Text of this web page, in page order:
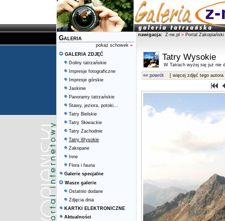
Galeria
pokaż schowek »
GALERIA ZDJĘĆ
Doliny tatrzańskie
Impresje fotograficzne
Impresje górskie
Jaskinie
Panoramy tatrzańskie
Stawy, jeziora, potoki...
Tatry Bielskie
Tatry Słowackie
Tatry Zachodnie
Tatry Wysokie
Zakopane
Inne
Flora i fauna
Galerie specjalne
Wasze galerie
Ostatnio dodane
Zdjęcia dnia
KARTKI ELEKTRONICZNE
Aktualności
nawigacja: Z-ne.pl » Portal Zakopiański
Tatry Wysokie
W Tatrach wyżej się już nie
«« powrót [ więcej zdjęć tego autora